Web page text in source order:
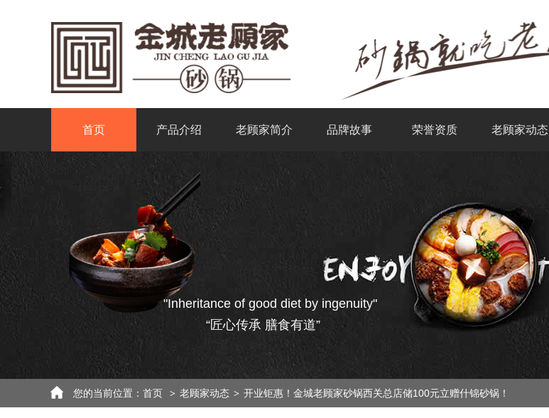
首页 产品介绍 老顾家简介 品牌故事 荣誉资质 老顾家动态
"Inheritance of good diet by ingenuity"
“匠心传承 膳食有道”
您的当前位置： 首页 > 老顾家动态 > 开业钜惠！金城老顾家砂锅西关总店储100元立赠什锦砂锅！